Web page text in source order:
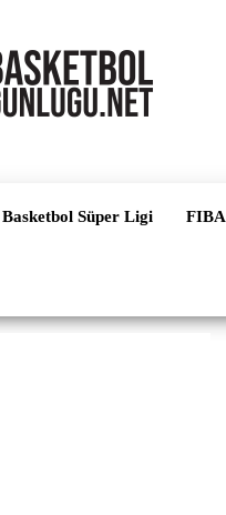
Haber
Süper Lig ve
Dünya
Süper Ligi FIBA